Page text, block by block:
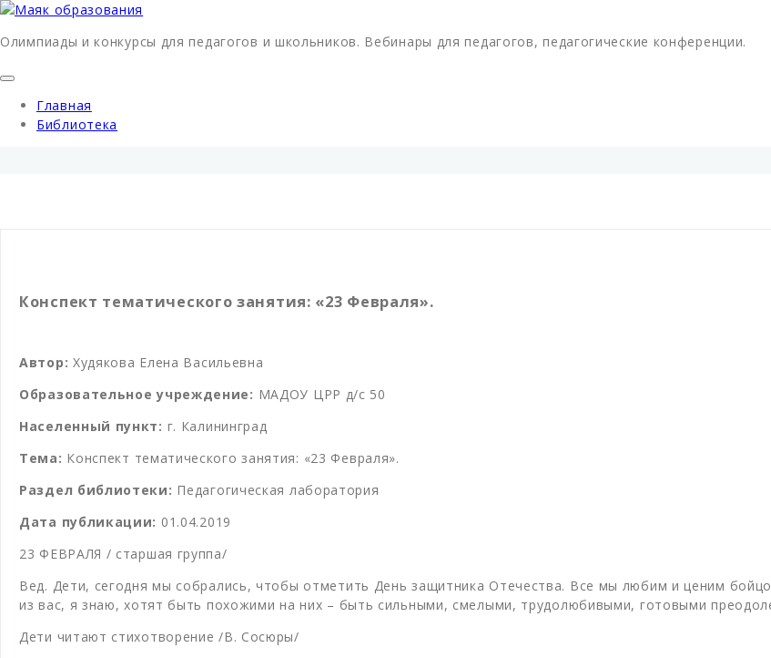
Олимпиады и конкурсы для педагогов и школьников. Вебинары для педагогов, педагогические конференции.
Главная
Библиотека
Конспект тематического занятия: «23 Февраля».
Автор: Худякова Елена Васильевна
Образовательное учреждение: МАДОУ ЦРР д/с 50
Населенный пункт: г. Калининград
Тема: Конспект тематического занятия: «23 Февраля».
Раздел библиотеки: Педагогическая лаборатория
Дата публикации: 01.04.2019
23 ФЕВРАЛЯ / старшая группа/
Вед. Дети, сегодня мы собрались, чтобы отметить День защитника Отечества. Все мы любим и ценим
из вас, я знаю, хотят быть похожими на них – быть сильными, смелыми, трудолюбивыми, готовыми
Дети читают стихотворение /В. Сосюры/